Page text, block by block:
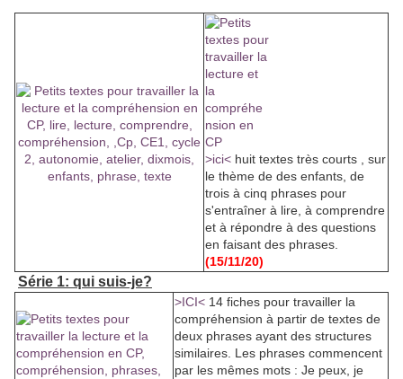
>ici< huit textes très courts , sur
le thème de des enfants, de
trois à cinq phrases pour
s'entraîner à lire, à comprendre
et à répondre à des questions
en faisant des phrases.
(15/11/20)
Série 1: qui suis-je?
>ICI< 14 fiches pour travailler la
compréhension à partir de textes de
deux phrases ayant des structures
similaires. Les phrases commencent
par les mêmes mots : Je peux, je